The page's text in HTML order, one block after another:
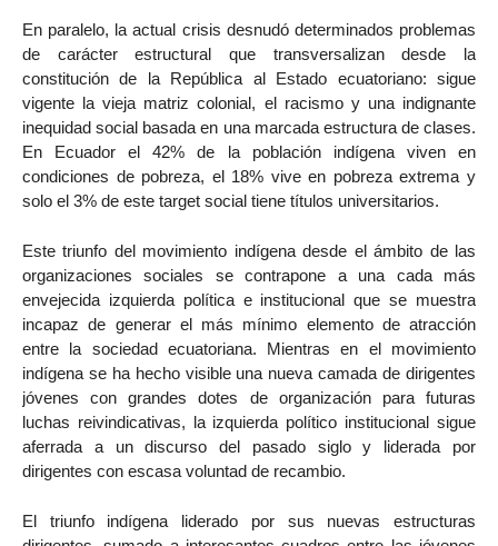
En paralelo, la actual crisis desnudó determinados problemas
de carácter estructural que transversalizan desde la
constitución de la República al Estado ecuatoriano: sigue
vigente la vieja matriz colonial, el racismo y una indignante
inequidad social basada en una marcada estructura de clases.
En Ecuador el 42% de la población indígena viven en
condiciones de pobreza, el 18% vive en pobreza extrema y
solo el 3% de este target social tiene títulos universitarios.
Este triunfo del movimiento indígena desde el ámbito de las
organizaciones sociales se contrapone a una cada más
envejecida izquierda política e institucional que se muestra
incapaz de generar el más mínimo elemento de atracción
entre la sociedad ecuatoriana. Mientras en el movimiento
indígena se ha hecho visible una nueva camada de dirigentes
jóvenes con grandes dotes de organización para futuras
luchas reivindicativas, la izquierda político institucional sigue
aferrada a un discurso del pasado siglo y liderada por
dirigentes con escasa voluntad de recambio.
El triunfo indígena liderado por sus nuevas estructuras